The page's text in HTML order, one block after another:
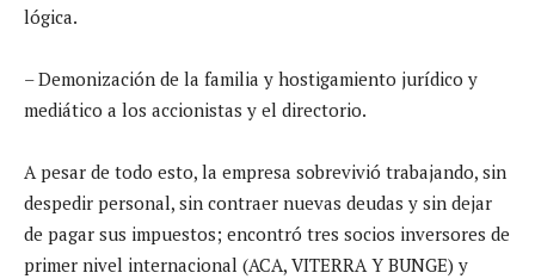
lógica.
– Demonización de la familia y hostigamiento jurídico y
mediático a los accionistas y el directorio.
A pesar de todo esto, la empresa sobrevivió trabajando, sin
despedir personal, sin contraer nuevas deudas y sin dejar
de pagar sus impuestos; encontró tres socios inversores de
primer nivel internacional (ACA, VITERRA Y BUNGE) y